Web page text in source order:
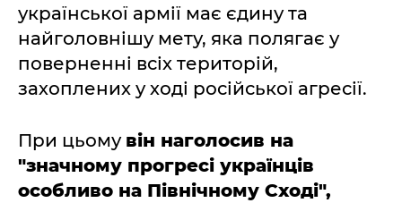
української армії має єдину та
найголовнішу мету, яка полягає у
поверненні всіх територій,
захоплених у ході російської агресії.
При цьому він наголосив на
"значному прогресі українців
особливо на Північному Сході",